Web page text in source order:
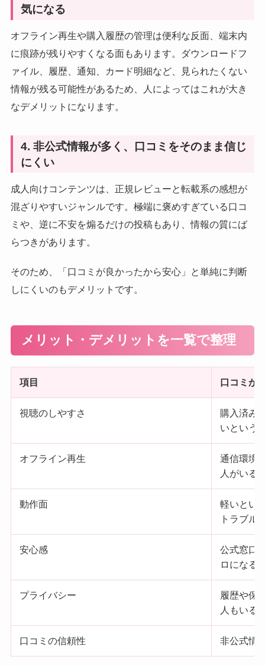
気になる
オフライン再生や購入履歴の管理は便利な反面、端末内
に痕跡が残りやすくなる面もあります。ダウンロードフ
ァイル、履歴、通知、カード明細など、見られたくない
情報が残る可能性があるため、人によってはこれが大き
なデメリットになります。
4. 非公式情報が多く、口コミをそのまま信じ
にくい
成人向けコンテンツは、正規レビューと転載系の感想が
混ざりやすいジャンルです。極端に褒めすぎている口コ
ミや、逆に不安を煽るだけの投稿もあり、情報の質にば
らつきがあります。
そのため、「口コミが良かったから安心」と単純に判断
しにくいのもデメリットです。
メリット・デメリットを一覧で整理
項目 口コミか
視聴のしやすさ
購入済み
いという
オフライン再生
通信環境
人がいる
動作面
軽いとい
トラブル
安心感
公式窓口
ロになる
プライバシー
履歴や保
人もいる
口コミの信頼性 非公式情